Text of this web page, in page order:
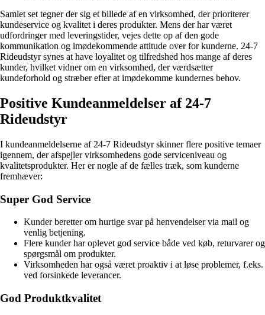
Samlet set tegner der sig et billede af en virksomhed, der prioriterer
kundeservice og kvalitet i deres produkter. Mens der har været
udfordringer med leveringstider, vejes dette op af den gode
kommunikation og imødekommende attitude over for kunderne. 24-7
Rideudstyr synes at have loyalitet og tilfredshed hos mange af deres
kunder, hvilket vidner om en virksomhed, der værdsætter
kundeforhold og stræber efter at imødekomme kundernes behov.
Positive Kundeanmeldelser af 24-7
Rideudstyr
I kundeanmeldelserne af 24-7 Rideudstyr skinner flere positive temaer
igennem, der afspejler virksomhedens gode serviceniveau og
kvalitetsprodukter. Her er nogle af de fælles træk, som kunderne
fremhæver:
Super God Service
Kunder beretter om hurtige svar på henvendelser via mail og
venlig betjening.
Flere kunder har oplevet god service både ved køb, returvarer og
spørgsmål om produkter.
Virksomheden har også været proaktiv i at løse problemer, f.eks.
ved forsinkede leverancer.
God Produktkvalitet